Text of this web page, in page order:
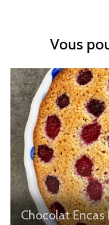
Vous
ChocolatEncas